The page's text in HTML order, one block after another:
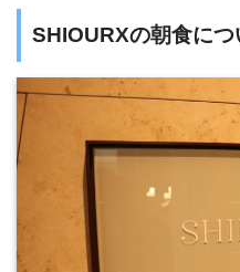
SHIOURXの朝食につ